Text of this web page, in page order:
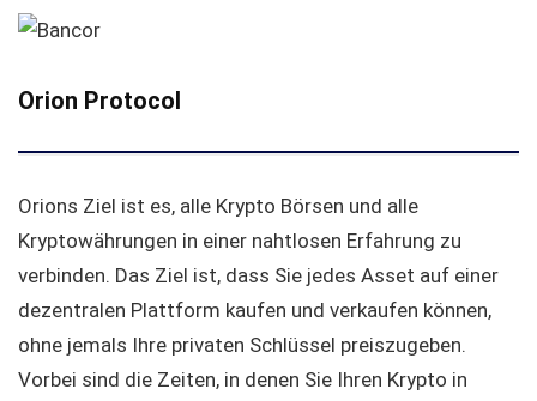
Orion Protocol
Orions Ziel ist es, alle Krypto Börsen und alle
Kryptowährungen in einer nahtlosen Erfahrung zu
verbinden. Das Ziel ist, dass Sie jedes Asset auf einer
dezentralen Plattform kaufen und verkaufen können,
ohne jemals Ihre privaten Schlüssel preiszugeben.
Vorbei sind die Zeiten, in denen Sie Ihren Krypto in